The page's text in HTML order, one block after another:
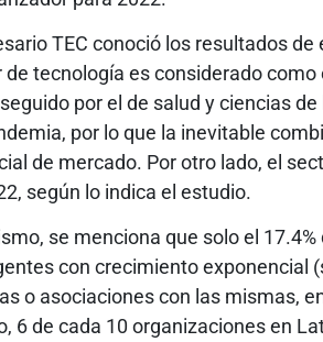
TEC conoció los resultados
de tecnología es considerado
por el de salud y ciencias
por lo que la inevitable
de mercado. Por otro lado, el
según lo indica el estudio.
se menciona que solo el
con crecimiento exponencial
o asociaciones con las mismas,
6 de cada 10 organizaciones en